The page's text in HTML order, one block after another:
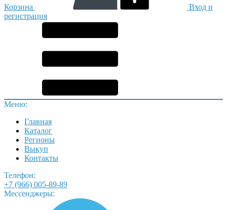
Корзина
Вход и
регистрация
Меню:
Главная
Каталог
Регионы
Выкуп
Контакты
Телефон:
+7 (966) 005-89-89
Мессенджеры: